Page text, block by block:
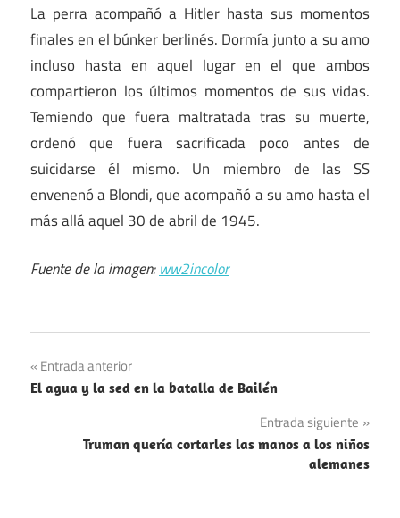
La perra acompañó a Hitler hasta sus momentos
finales en el búnker berlinés. Dormía junto a su amo
incluso hasta en aquel lugar en el que ambos
compartieron los últimos momentos de sus vidas.
Temiendo que fuera maltratada tras su muerte,
ordenó que fuera sacrificada poco antes de
suicidarse él mismo. Un miembro de las SS
envenenó a Blondi, que acompañó a su amo hasta el
más allá aquel 30 de abril de 1945.
Fuente de la imagen:ww2incolor
Navegación
de
entradas
Entrada anterior
El agua y la sed en la batalla de Bailén
Entrada siguiente
Truman quería cortarles las manos a los niños
alemanes